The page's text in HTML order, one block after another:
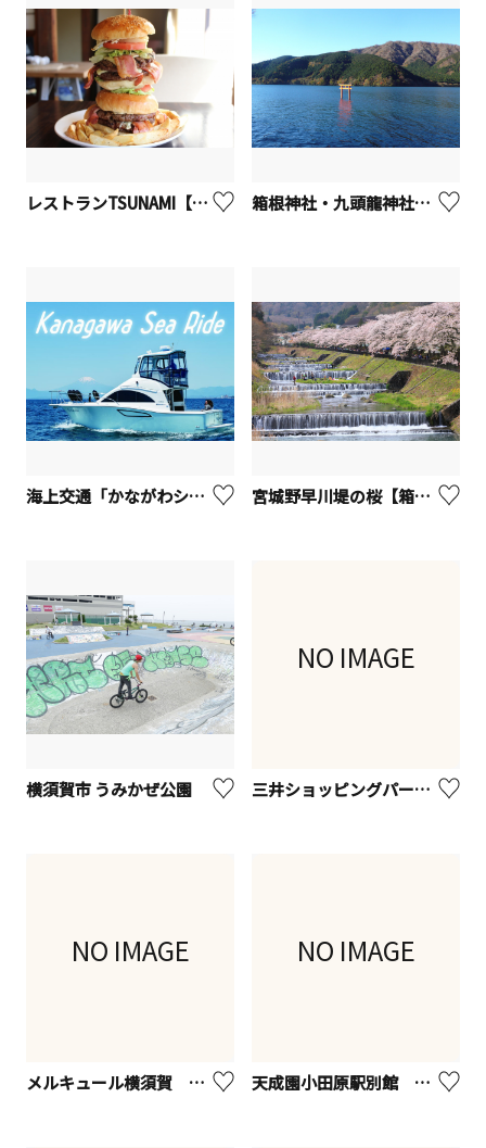
レストランTSUNAMI【横須賀市】 箱根神社・九頭龍神社【箱根町】
海上交通「かながわシーライド」 宮城野早川堤の桜【箱根町】
横須賀市 うみかぜ公園
NO IMAGE
三井ショッピングパーク ららぽーと横浜
NO IMAGE
メルキュール横須賀 ビストロ・ブルゴーニュ
NO IMAGE
天成園小田原駅別館 スカイダイニング